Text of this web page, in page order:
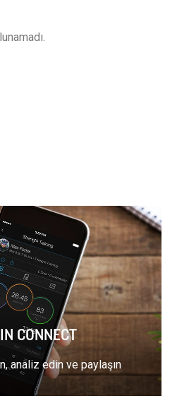
CONNECT
analiz edin ve paylaşın